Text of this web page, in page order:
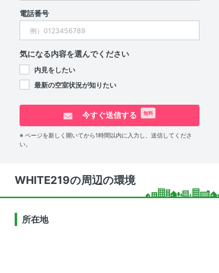
電話番号
気になる内容を選んでください
内見をしたい
最新の空室状況が知りたい
今すぐ送信する 無料
※ ページを新しく開いてから1時間以内に入力し、送信してくださ
い。
WHITE219の周辺の環境
所在地